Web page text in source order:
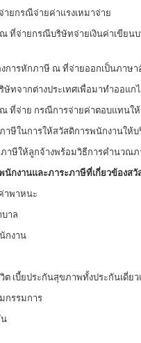
ยกรณีจ่ายค่าแรงเหมาจ่าย
ที่จ่ายกรณีบริษัทจ่ายเงินค่าเขียน
การหักภาษี ณ ที่จ่ายออกเป็นภาษา
ษัทจากต่างประเทศเพื่อมาทำออแ
ที่จ่าย กรณีการจ่ายค่าตอบแทนใ
าษีในการให้สวัสดิการพนักงานให้
าษีให้ลูกจ้างพร้อมวิธีการคำนวณภ
นักงานและภาระภาษีที่เกี่ยวข้องส
าพาหนะ
าล
กงาน
ต เบี้ยประกันสุขภาพทั้งประกันเดี่ย
กรรมการ